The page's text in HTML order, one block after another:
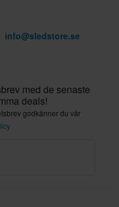
info@sledstore.se
med de senaste
deals!
godkänner du vår